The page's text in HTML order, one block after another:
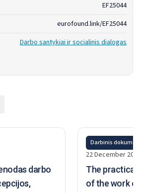
EF25044
eurofound.link/EF25044
Darbo santykiai ir socialinis dialogas
darbo
22 December 2025
Darbinis
The practical
of the work of